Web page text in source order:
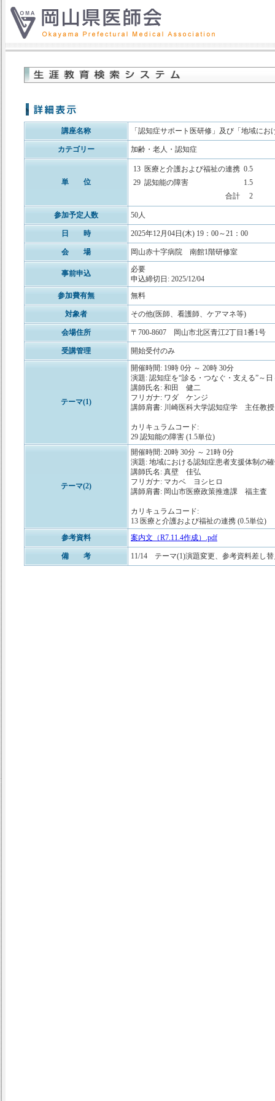
講座名称 「認知症サポート医研修」及び「地域に
カテゴリー 加齢・老人・認知症
単 位
13 医療と介護および福祉の連携 0.5
29 認知能の障害
1.5
合計
2
参加予定人数 50人
日 時 2025年12月04日(木) 19：00～21：00
会 場 岡山赤十字病院 南館1階研修室
事前申込
必要
申込締切日: 2025/12/04
参加費有無
無料
対象者 その他(医師、看護師、ケアマネ等)
会場住所 〒700-8607 岡山市北区青江2丁目1番1号
受講管理 開始受付のみ
テーマ(1)
開催時間: 19時 0分 ～ 20時 30分
演題: 認知症を“診る・つなぐ・支える”～
講師氏名: 和田 健二
フリガナ: ワダ ケンジ
講師肩書: 川崎医科大学認知症学 主任
カリキュラムコード:
29 認知能の障害 (1.5単位)
テーマ(2)
開催時間: 20時 30分 ～ 21時 0分
演題: 地域における認知症患者支援体制の
講師氏名: 真壁 佳弘
フリガナ: マカベ ヨシヒロ
講師肩書: 岡山市医療政策推進課 福主査
カリキュラムコード:
13 医療と介護および福祉の連携 (0.5単位)
参考資料
案内文（R7.11.4作成）.pdf
備 考 11/14 テーマ(1)演題変更、参考資料差し